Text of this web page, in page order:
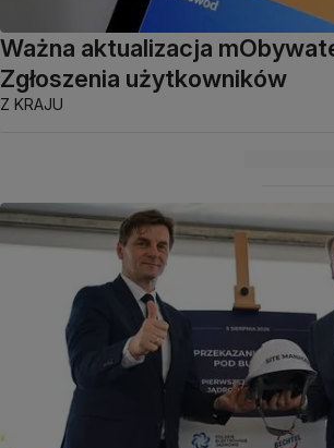
Ważna aktualizacja
Zgłoszenia użytkowników
Z KRAJU